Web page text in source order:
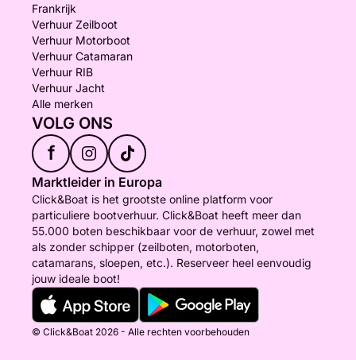
Frankrijk
Verhuur Zeilboot
Verhuur Motorboot
Verhuur Catamaran
Verhuur RIB
Verhuur Jacht
Alle merken
VOLG ONS
f
Marktleider in Europa
Click&Boat is het grootste online platform voor
particuliere bootverhuur. Click&Boat heeft meer dan
55.000 boten beschikbaar voor de verhuur, zowel met
als zonder schipper (zeilboten, motorboten,
catamarans, sloepen, etc.). Reserveer heel eenvoudig
jouw ideale boot!
© Click&Boat 2026 - Alle rechten voorbehouden